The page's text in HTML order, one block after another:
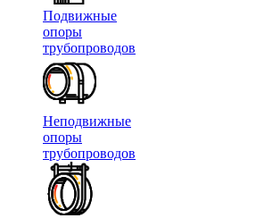
Подвижные
опоры
трубопроводов
Неподвижные
опоры
трубопроводов